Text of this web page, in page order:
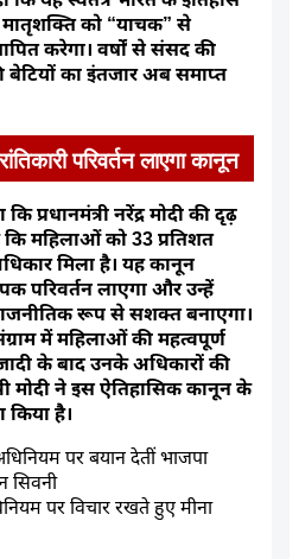
मातृशक्ति को “याचक” से
करेगा। वर्षों से संसद की
का इंतजार अब समाप्त
परिवर्तन लाएगा कानून
प्रधानमंत्री नरेंद्र मोदी की दृढ़
कि महिलाओं को 33 प्रतिशत
मिला है। यह कानून
परिवर्तन लाएगा और उन्हें
रूप से सशक्त बनाएगा।
में महिलाओं की महत्वपूर्ण
के बाद उनके अधिकारों की
मोदी ने इस ऐतिहासिक कानून के
किया है।
पर विचार रखते हुए मीना